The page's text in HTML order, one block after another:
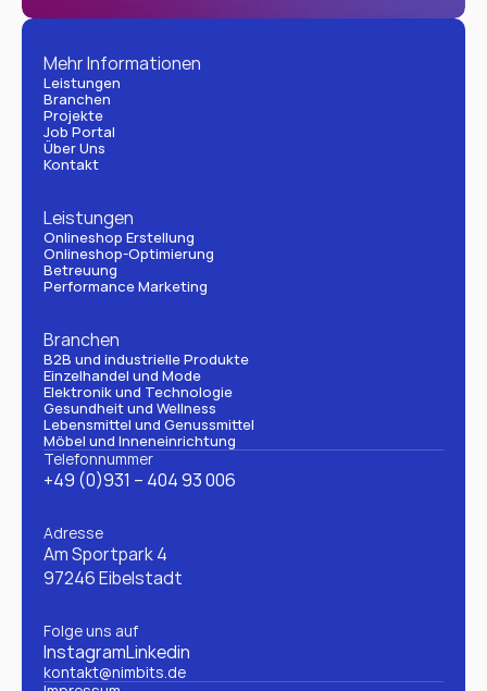
Mehr Informationen
Leistungen
Branchen
Projekte
Job Portal
Über Uns
Kontakt
Leistungen
Onlineshop Erstellung
Onlineshop-Optimierung
Betreuung
Performance Marketing
Branchen
B2B und industrielle Produkte
Einzelhandel und Mode
Elektronik und Technologie
Gesundheit und Wellness
Lebensmittel und Genussmittel
Möbel und Inneneinrichtung
kontakt@nimbits.de
Telefonnummer
+49 (0)931 – 404 93 006
Adresse
Am Sportpark 4
97246 Eibelstadt
Folge uns auf
InstagramLinkedin